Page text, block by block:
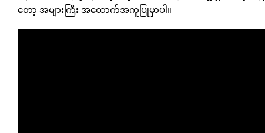
တော့ အများကြီး အထောက်အကူပြုမှာပါ။